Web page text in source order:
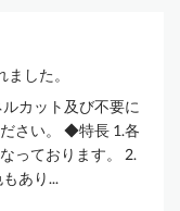
した。
カット及び不要に
さい。 ◆特長 1.各
っております。 2.
あり...